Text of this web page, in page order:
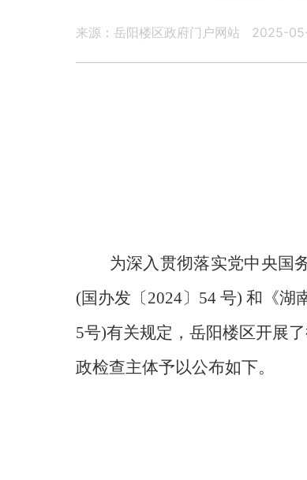
来源：岳阳楼区政府门户网站 2025-
为深入贯彻落实党中央国
(国办发〔2024〕54 号) 和《
5号)有关规定，岳阳楼区开展
政检查主体予以公布如下。